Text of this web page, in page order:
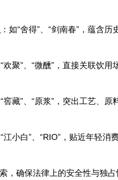
：如“舍得”、“剑南春”，蕴含
“欢聚”、“微醺”，直接关联饮
“窖藏”、“原浆”，突出工艺、
“江小白”、“RIO”，贴近年轻消
，确保法律上的安全性与独占